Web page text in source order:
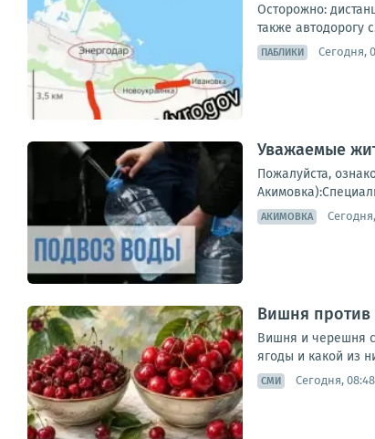
Осторожно:
также автодорогу
ПАБЛИКИ Сегодня,
Уважаемые
Пожалуйста,
АКИМОВКА
Вишня против
Вишня и черешня
ягоды и какой из
СМИ Сегодня, 08:48